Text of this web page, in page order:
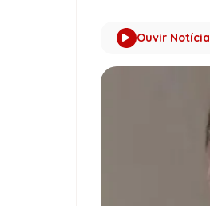
Ouvir Notícia